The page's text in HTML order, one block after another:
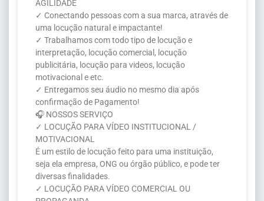
AGILIDADE
✓ Conectando pessoas com a sua marca, através de
uma locução natural e impactante!
✓ Trabalhamos com todo tipo de locução e
interpretação, locução comercial, locução
publicitária, locução para videos, locução
motivacional e etc.
✓ Entregamos seu áudio no mesmo dia após
confirmação de Pagamento!
🎧 NOSSOS SERVIÇO
✓ LOCUÇÃO PARA VÍDEO INSTITUCIONAL /
MOTIVACIONAL
É um estilo de locução feito para uma instituição,
seja ela empresa, ONG ou órgão público, e pode ter
diversas finalidades.
✓ LOCUÇÃO PARA VÍDEO COMERCIAL OU